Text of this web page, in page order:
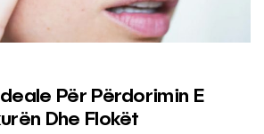
Për Përdorimin E
Dhe Flokët